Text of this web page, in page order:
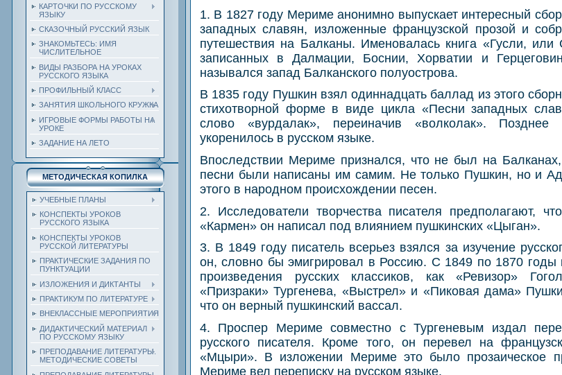
КАРТОЧКИ ПО РУССКОМУ
ЯЗЫКУ
СКАЗОЧНЫЙ РУССКИЙ ЯЗЫК
ЗНАКОМЬТЕСЬ: ИМЯ
ЧИСЛИТЕЛЬНОЕ
ВИДЫ РАЗБОРА НА УРОКАХ
РУССКОГО ЯЗЫКА
ПРОФИЛЬНЫЙ КЛАСС
ЗАНЯТИЯ ШКОЛЬНОГО КРУЖКА
ИГРОВЫЕ ФОРМЫ РАБОТЫ НА
УРОКЕ
ЗАДАНИЕ НА ЛЕТО
МЕТОДИЧЕСКАЯ КОПИЛКА
УЧЕБНЫЕ ПЛАНЫ
КОНСПЕКТЫ УРОКОВ
РУССКОГО ЯЗЫКА
КОНСПЕКТЫ УРОКОВ
РУССКОЙ ЛИТЕРАТУРЫ
ПРАКТИЧЕСКИЕ ЗАДАНИЯ ПО
ПУНКТУАЦИИ
ИЗЛОЖЕНИЯ И ДИКТАНТЫ
ПРАКТИКУМ ПО ЛИТЕРАТУРЕ
ВНЕКЛАССНЫЕ МЕРОПРИЯТИЯ
ДИДАКТИЧЕСКИЙ МАТЕРИАЛ
ПО РУССКОМУ ЯЗЫКУ
ПРЕПОДАВАНИЕ ЛИТЕРАТУРЫ.
МЕТОДИЧЕСКИЕ СОВЕТЫ
1. В 1827 году Мериме анонимно выпускает интересный
западных славян, изложенные французской прозой и
путешествия на Балканы. Именовалась книга «Гусли, или
записанных в Далмации, Боснии, Хорватии и
назывался запад Балканского полуострова.
В 1835 году Пушкин взял одиннадцать баллад из этого
стихотворной форме в виде цикла «Песни западных
слово «вурдалак», переиначив «волколак». Позднее
укоренилось в русском языке.
Впоследствии Мериме признался, что не был на
песни были написаны им самим. Не только Пушкин, но и
этого в народном происхождении песен.
2. Исследователи творчества писателя предполагают,
«Кармен» он написал под влиянием пушкинских «Цыган».
3. В 1849 году писатель всерьез взялся за изучение
он, словно бы эмигрировал в Россию. С 1849 по 1870 годы
произведения русских классиков, как «Ревизор»
«Призраки» Тургенева, «Выстрел» и «Пиковая дама»
что он верный пушкинский вассал.
4. Проспер Мериме совместно с Тургеневым издал
русского писателя. Кроме того, он перевел на
«Мцыри». В изложении Мериме это было прозаическое
Мериме вел переписку на русском языке.